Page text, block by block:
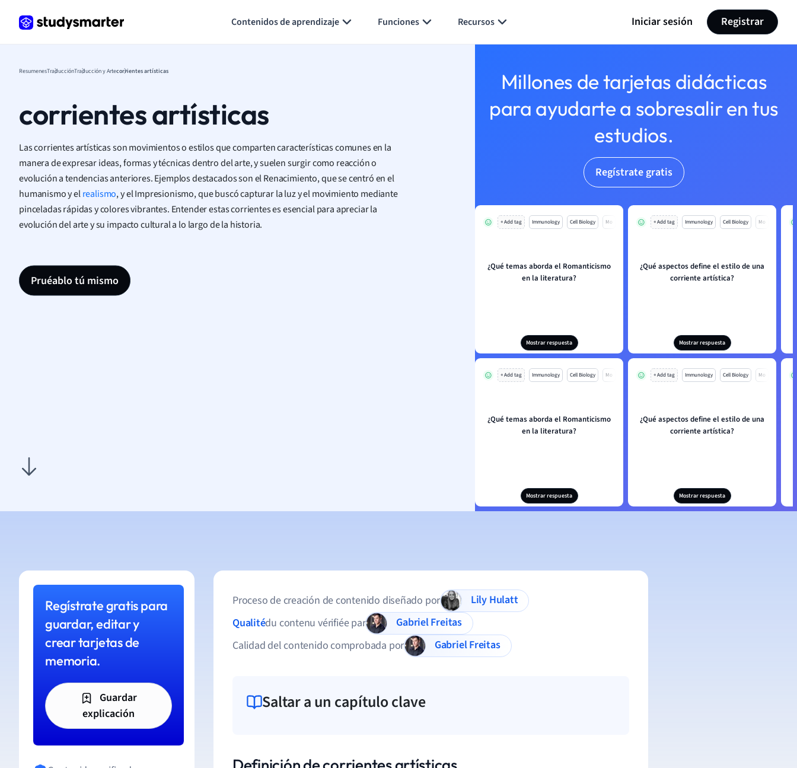
Contenidos de aprendizaje Funciones Recursos Iniciar sesión Registrar
ResumenesTraducciónTraducción y Artecorrientes artísticas
corrientes artísticas
Las corrientes artísticas son movimientos o estilos que comparten características comunes en la
manera de expresar ideas, formas y técnicas dentro del arte, y suelen surgir como reacción o
evolución a tendencias anteriores. Ejemplos destacados son el Renacimiento, que se centró en el
humanismo y elrealismo, y el Impresionismo, que buscó capturar la luz y el movimiento mediante
pinceladas rápidas y colores vibrantes. Entender estas corrientes es esencial para apreciar la
evolución del arte y su impacto cultural a lo largo de la historia.
Pruéablo tú mismo
Millones de tarjetas didácticas
para ayudarte a sobresalir en tus
estudios.
Regístrate gratis
+ Add tag Immunology Cell Biology Mo
¿Qué temas aborda el Romanticismo
en la literatura?
Mostrar respuesta
+ Add tag Immunology Cell Biology Mo
¿Qué aspectos define el estilo de una
corriente artística?
Mostrar respuesta
+ Add tag Immunology Cell Biology Mo
¿Qué temas aborda el Romanticismo
en la literatura?
Mostrar respuesta
+ Add tag Immunology Cell Biology Mo
¿Qué aspectos define el estilo de una
corriente artística?
Mostrar respuesta
Regístrate gratis para
guardar, editar y
crear tarjetas de
memoria.
Guardar
explicación
Proceso de creación de contenido diseñado por
Lily Hulatt
Qualitédu contenu vérifiée par
Gabriel Freitas
Calidad del contenido comprobada por
Gabriel Freitas
Saltar a un capítulo clave